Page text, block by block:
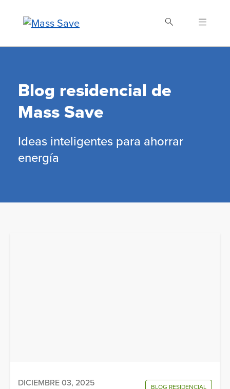
content
Blog residencial de
Mass Save
Ideas inteligentes para ahorrar
energía
DICIEMBRE 03, 2025 BLOG RESIDENCIAL